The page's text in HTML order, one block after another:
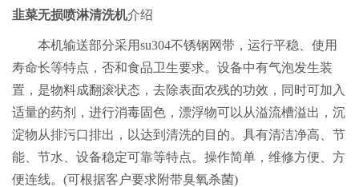
韭菜无损喷淋清洗机介绍
本机输送部分采用su304不锈钢网带，运行平稳、使用
寿命长等特点，否和食品卫生要求。设备中有气泡发生装
置，是物料成翻滚状态，去除表面农残的功效，同时可加入
适量的药剂，进行消毒固色，漂浮物可以从溢流槽溢出，沉
淀物从排污口排出，以达到清洗的目的。具有清洁净高、节
能、节水、设备稳定可靠等特点。操作简单，维修方便、方
便连线。(可根据客户要求附带臭氧杀菌)